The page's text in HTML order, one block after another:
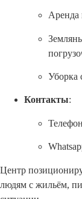
Аренда
Уборка
Контакты:
Центр
людям с жильём,